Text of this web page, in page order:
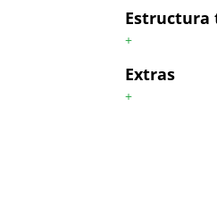
Estructura
+
Extras
+